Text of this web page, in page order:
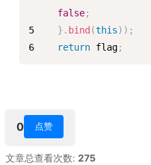
false;
} . bind (this) ) ;
return flag;
0 点赞
文章总查看次数: 275